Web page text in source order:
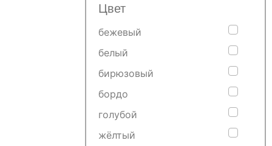
Цвет
бежевый
белый
бирюзовый
бордо
голубой
жёлтый